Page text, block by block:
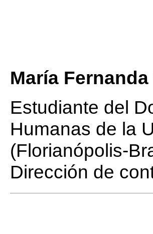
María
Estudiante del
Humanas de la
(Florianópolis-
Dirección de